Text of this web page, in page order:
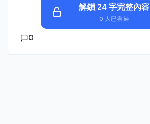
解鎖 24 字完整內容
0 人已看過
0